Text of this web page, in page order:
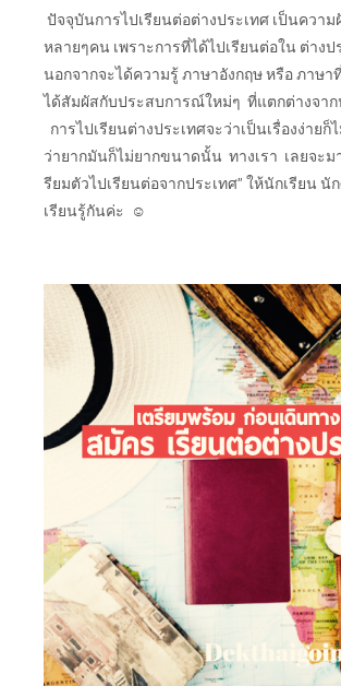
ปัจจุบันการไปเรียนต่อต่างประเทศ เป็นความ
หลายๆคน เพราะการที่ได้ไปเรียนต่อใน ต่างป
นอกจากจะได้ความรู้ ภาษาอังกฤษ หรือ ภาษา
ได้สัมผัสกับประสบการณ์ใหม่ๆ ที่แตกต่างจาก
การไปเรียนต่างประเทศจะว่าเป็นเรื่องง่ายก็
ว่ายากมันก็ไม่ยากขนาดนั้น ทางเรา เลยจะม
รียมตัวไปเรียนต่อจากประเทศ” ให้นักเรียน นั
เรียนรู้กันค่ะ ☺